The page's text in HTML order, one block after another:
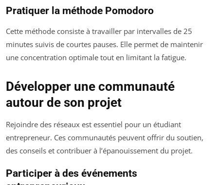
Pratiquer la méthode Pomodoro
Cette méthode consiste à travailler par intervalles de 25
minutes suivis de courtes pauses. Elle permet de maintenir
une concentration optimale tout en limitant la fatigue.
Développer une communauté
autour de son projet
Rejoindre des réseaux est essentiel pour un étudiant
entrepreneur. Ces communautés peuvent offrir du soutien,
des conseils et contribuer à l’épanouissement du projet.
Participer à des événements